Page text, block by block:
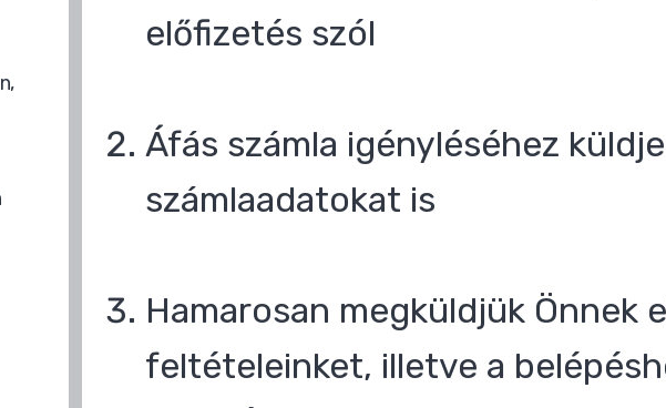
előfizetés szól
Áfás számla igényléséhez
számlaadatokat is
Hamarosan megküldjük Önnek
feltételeinket, illetve a